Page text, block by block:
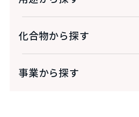
化合物から探す
事業から探す